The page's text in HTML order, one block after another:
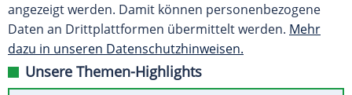
angezeigt werden. Damit können personenbezogene
Daten an Drittplattformen übermittelt werden. Mehr
dazu in unseren Datenschutzhinweisen.
Unsere Themen-Highlights